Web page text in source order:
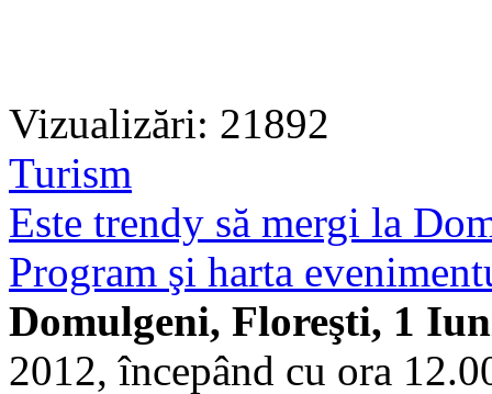
Vizualizări: 21892
Turism
Este trendy să mergi la
Program şi harta
Domulgeni, Floreşti, 1
2012, începând cu ora